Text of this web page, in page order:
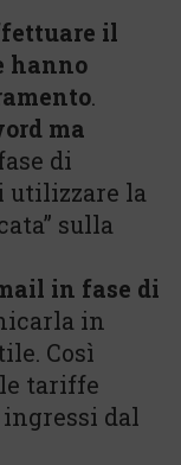
il
hanno
.
ma
di
utilizzare la
sulla
in fase di
in
Così
tariffe
dal